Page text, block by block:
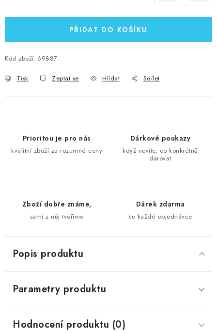
PŘIDAT DO KOŠÍKU
Kód zboží: 69887
Tisk Zeptat se Hlídat Sdílet
Prioritou je pro nás
kvalitní zboží za rozumné ceny
Dárkové poukazy
když nevíte, co konkrétně
darovat
Zboží dobře známe,
sami z něj tvoříme
Dárek zdarma
ke každé objednávce
Popis produktu
Parametry produktu
Hodnocení produktu (0)